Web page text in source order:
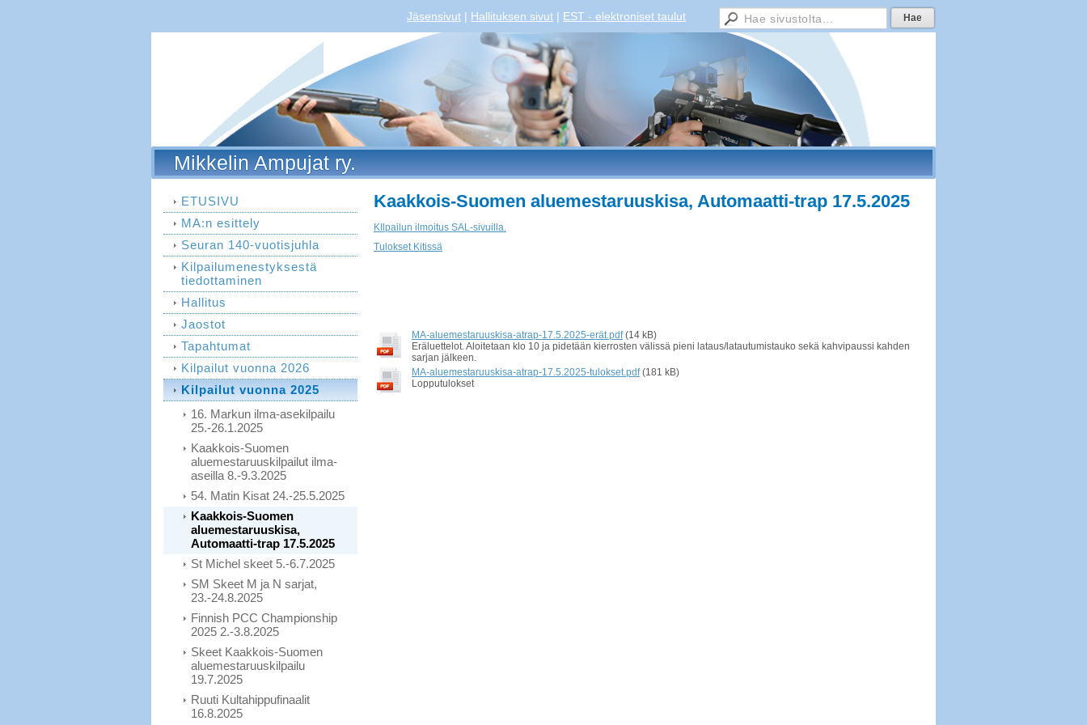
Jäsensivut | Hallituksen sivut | EST - elektroniset taulut
Mikkelin Ampujat ry.
Kaakkois-Suomen aluemestaruuskisa, Automaatti-trap 17.5.2025
KIlpailun ilmoitus SAL-sivuilla.
Tulokset Kitissä
MA-aluemestaruuskisa-atrap-17.5.2025-erät.pdf (14 kB)
Eräluettelot. Aloitetaan klo 10 ja pidetään kierrosten välissä pieni lataus/latautumistauko sekä kahvipaussi kahden
sarjan jälkeen.
MA-aluemestaruuskisa-atrap-17.5.2025-tulokset.pdf (181 kB)
Lopputulokset
ETUSIVU
MA:n esittely
Seuran 140-vuotisjuhla
Kilpailumenestyksestä
tiedottaminen
Hallitus
Jaostot
Tapahtumat
Kilpailut vuonna 2026
Kilpailut vuonna 2025
16. Markun ilma-asekilpailu
25.-26.1.2025
Kaakkois-Suomen
aluemestaruuskilpailut ilma-
aseilla 8.-9.3.2025
54. Matin Kisat 24.-25.5.2025
Kaakkois-Suomen
aluemestaruuskisa,
Automaatti-trap 17.5.2025
St Michel skeet 5.-6.7.2025
SM Skeet M ja N sarjat,
23.-24.8.2025
Finnish PCC Championship
2025 2.-3.8.2025
Skeet Kaakkois-Suomen
aluemestaruuskilpailu
19.7.2025
Ruuti Kultahippufinaalit
16.8.2025